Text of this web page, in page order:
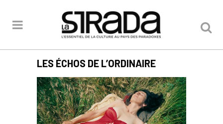
LES ÉCHOS DE L’ORDINAIRE